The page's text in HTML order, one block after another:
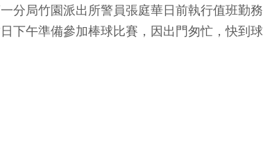
分局竹園派出所警員張庭華日前執行值班勤
下午準備參加棒球比賽，因出門匆忙，快到